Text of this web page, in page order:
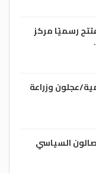
رسميًا مركز
عجلون وزراعة
السياسي